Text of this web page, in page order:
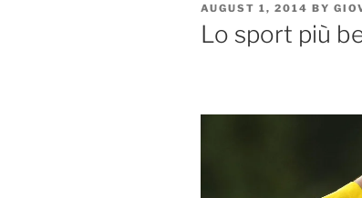
POSTED
ON
AUGUST 1, 2014 BY
Lo sport più